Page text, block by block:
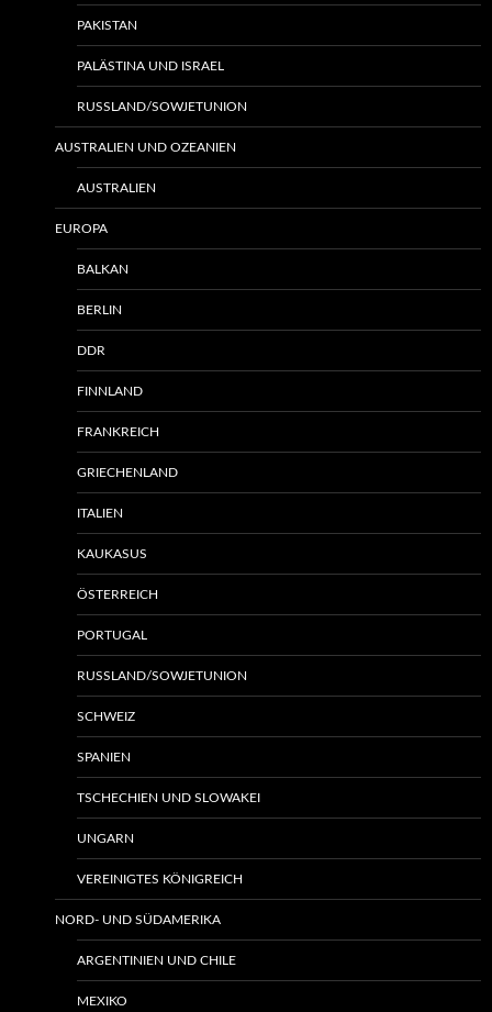
PAKISTAN
PALÄSTINA UND ISRAEL
RUSSLAND/SOWJETUNION
AUSTRALIEN UND OZEANIEN
AUSTRALIEN
EUROPA
BALKAN
BERLIN
DDR
FINNLAND
FRANKREICH
GRIECHENLAND
ITALIEN
KAUKASUS
ÖSTERREICH
PORTUGAL
RUSSLAND/SOWJETUNION
SCHWEIZ
SPANIEN
TSCHECHIEN UND SLOWAKEI
UNGARN
VEREINIGTES KÖNIGREICH
NORD- UND SÜDAMERIKA
ARGENTINIEN UND CHILE
MEXIKO